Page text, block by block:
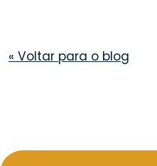
« Voltar para o blog